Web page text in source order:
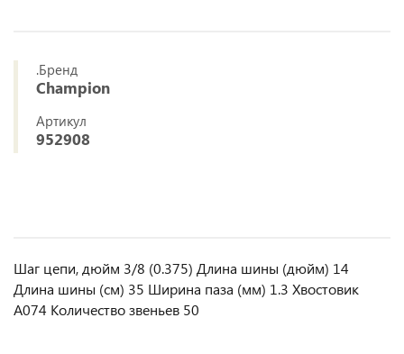
.Бренд
Champion
Артикул
952908
Шаг цепи, дюйм 3/8 (0.375) Длина шины (дюйм) 14
Длина шины (см) 35 Ширина паза (мм) 1.3 Хвостовик
A074 Количество звеньев 50